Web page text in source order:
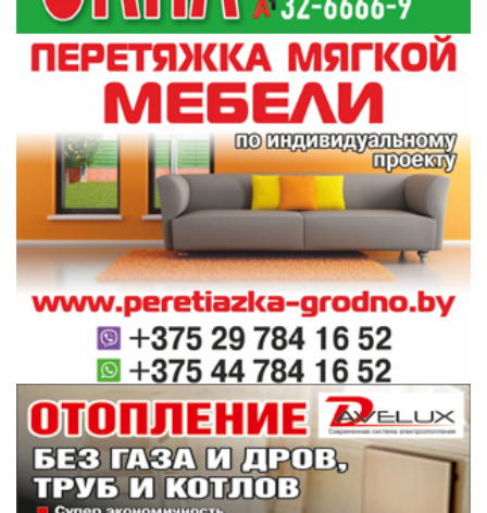
Заинтересованный разговор прошел и по
теме развития спорта на Лидчине. Выслушав
выступление начальника отдела спорта и
туризма райисполкома Александра Макея,
руководитель местной исполнительной
власти задал вопрос аудитории (а
присутствовали в ней в большинстве своем
молодые и среднего возраста люди): у всех
ли есть возможность отдать своего ребенка в
спортивную секцию? Как выяснилось, такой
проблемы не существует. Более того, в
Первомайском и для взрослых есть условия
для занятий физкультурой и спортом – во
многом благодаря пониманию
администрации местной СШ, спортивный
зал которой открыт для людей разного
возраста. Однако пожелание прозвучало:
хотелось бы, чтобы в Лиде можно было
заниматься фигурным катанием.